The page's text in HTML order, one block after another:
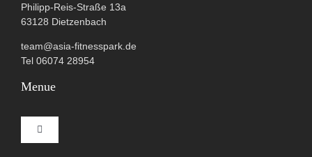
Philipp-Reis-Straße 13a
63128 Dietzenbach
team@asia-fitnesspark.de
Tel 06074 28954
Menue
Toggle
Navigation